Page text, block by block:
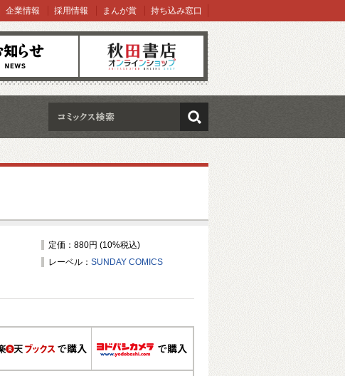
オンラインショップ
企業情報 採用情報 まんが賞 持ち込み窓口
検索
定価：880円 (10%税込)
レーベル： SUNDAY COMICS